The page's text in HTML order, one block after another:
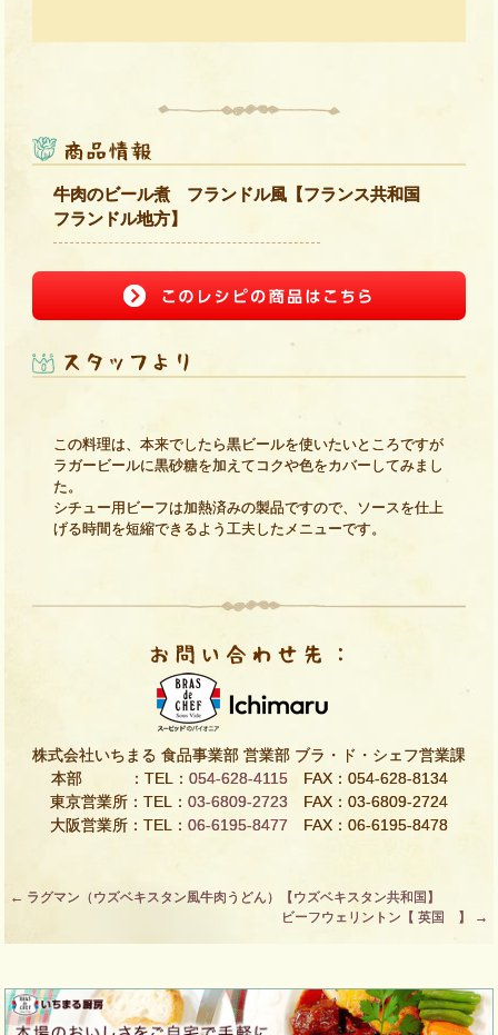
牛肉のビール煮 フランドル風【フランス共和国
フランドル地方】
この料理は、本来でしたら黒ビールを使いたいところですが
ラガービールに黒砂糖を加えてコクや色をカバーしてみまし
た。
シチュー用ビーフは加熱済みの製品ですので、ソースを仕上
げる時間を短縮できるよう工夫したメニューです。
株式会社いちまる 食品事業部 営業部 ブラ・ド・シェフ営業課
本部 ：TEL： 054-628-4115FAX：054-628-8134
東京営業所：TEL： 03-6809-2723 FAX：03-6809-2724
大阪営業所：TEL： 06-6195-8477 FAX：06-6195-8478
Post
← ラグマン（ウズベキスタン風牛肉うどん）【ウズベキスタン共和国】
ビーフウェリントン【 英国 】
→